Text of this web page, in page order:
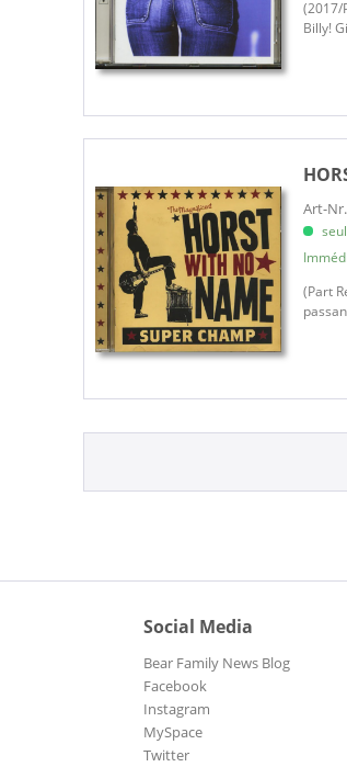
(2017/
Billy!
Art-
(Part
Social Media
Bear Family News Blog
Facebook
Instagram
MySpace
Twitter